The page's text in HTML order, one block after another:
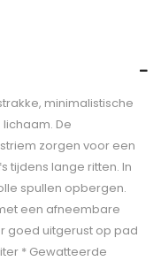
minimalistische
De
zorgen voor een
tijdens lange ritten. In
spullen opbergen.
een afneembare
goed uitgerust op pad
* Gewatteerde